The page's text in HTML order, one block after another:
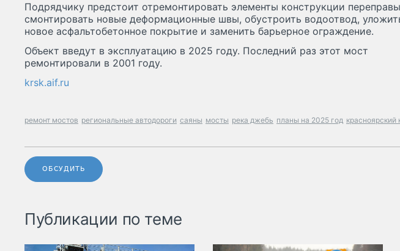
Подрядчику предстоит отремонтировать элементы конструкции
смонтировать новые деформационные швы, обустроить водоотвод,
новое асфальтобетонное покрытие и заменить барьерное ограждение.
Объект введут в эксплуатацию в 2025 году. Последний раз этот мост
ремонтировали в 2001 году.
krsk.aif.ru
ремонт мостов региональные автодороги саяны мосты река джебь планы на 2025 год красноярский
ОБСУДИТЬ
Публикации по теме